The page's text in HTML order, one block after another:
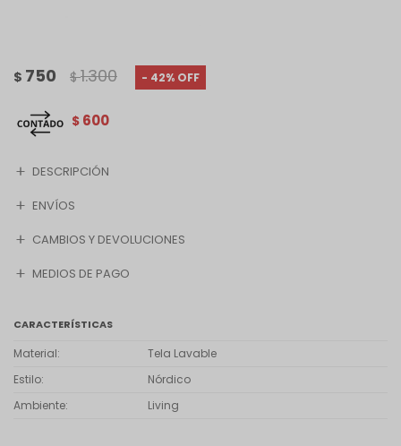
$ 750 $ 1.300 42
$ 600
DESCRIPCIÓN
ENVÍOS
CAMBIOS Y DEVOLUCIONES
MEDIOS DE PAGO
CARACTERÍSTICAS
Material
Tela Lavable
Estilo
Nórdico
Ambiente
Living